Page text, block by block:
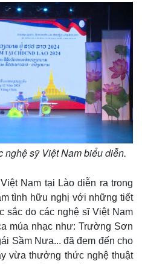
nghệ sỹ Việt Nam biểu diễn.
Nam tại Lào diễn ra trong
tình hữu nghị với những tiết
sắc do các nghệ sĩ Việt Nam
múa nhạc như: Trường Sơn
Sầm Nưa... đã đem đến cho
vừa thưởng thức nghệ thuật